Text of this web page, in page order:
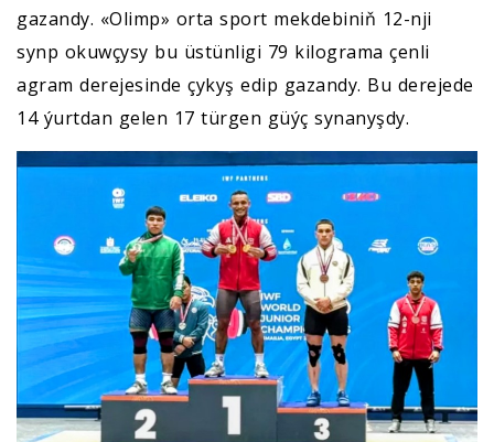
gazandy. «Olimp» orta sport mekdebiniň 12-nji
synp okuwçysy bu üstünligi 79 kilograma çenli
agram derejesinde çykyş edip gazandy. Bu derejede
14 ýurtdan gelen 17 türgen güýç synanyşdy.